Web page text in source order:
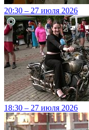
20:30 – 27 июля 2026
18:30 – 27 июля 2026